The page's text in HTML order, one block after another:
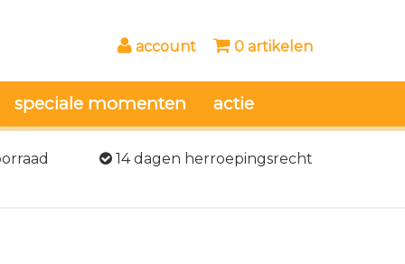
account 0 artikelen
speciale momenten actie
14 dagen herroepingsrecht